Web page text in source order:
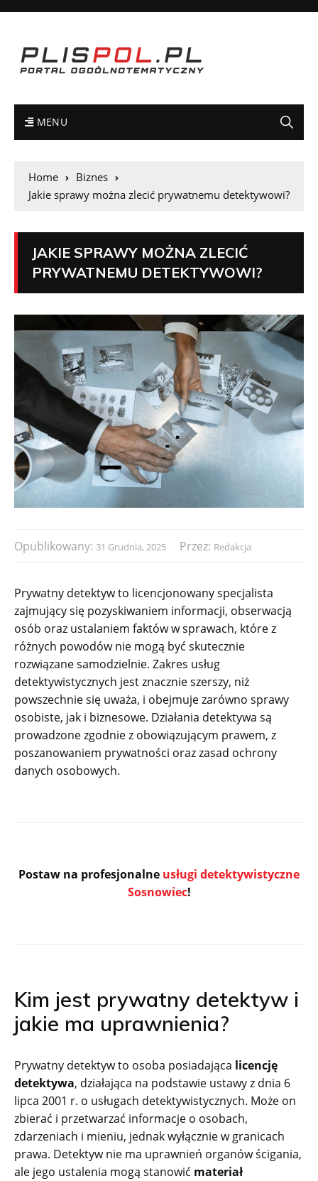
MENU
Home
Biznes
Jakie sprawy można zlecić prywatnemu detektywowi?
JAKIE SPRAWY MOŻNA ZLECIĆ
PRYWATNEMU DETEKTYWOWI?
Opublikowany: 31 Grudnia, 2025 Przez: Redakcja
Prywatny detektyw to licencjonowany specjalista
zajmujący się pozyskiwaniem informacji, obserwacją
osób oraz ustalaniem faktów w sprawach, które z
różnych powodów nie mogą być skutecznie
rozwiązane samodzielnie. Zakres usług
detektywistycznych jest znacznie szerszy, niż
powszechnie się uważa, i obejmuje zarówno sprawy
osobiste, jak i biznesowe. Działania detektywa są
prowadzone zgodnie z obowiązującym prawem, z
poszanowaniem prywatności oraz zasad ochrony
danych osobowych.
Postaw na profesjonalne usługi detektywistyczne
Sosnowiec!
Kim jest prywatny detektyw i
jakie ma uprawnienia?
Prywatny detektyw to osoba posiadająca licencję
detektywa, działająca na podstawie ustawy z dnia 6
lipca 2001 r. o usługach detektywistycznych. Może on
zbierać i przetwarzać informacje o osobach,
zdarzeniach i mieniu, jednak wyłącznie w granicach
prawa. Detektyw nie ma uprawnień organów ścigania,
ale jego ustalenia mogą stanowić materiał